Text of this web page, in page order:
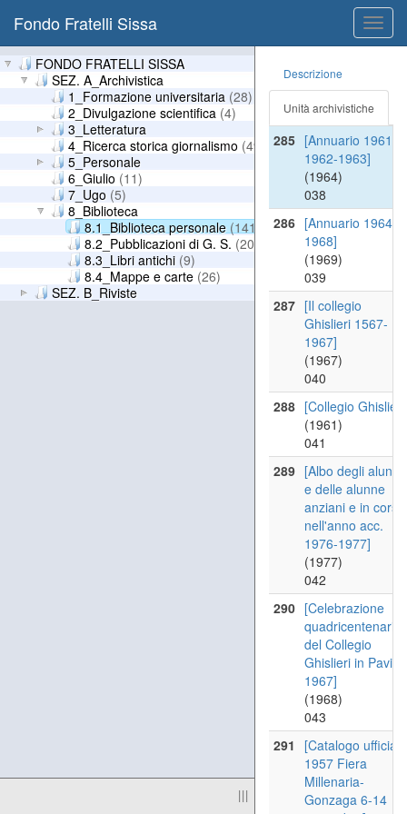
Fondo Fratelli Sissa
FONDO FRATELLI SISSA
SEZ. A_Archivistica
1_Formazione universitaria (28)
2_Divulgazione scientifica (4)
3_Letteratura
4_Ricerca storica giornalismo (49)
5_Personale
6_Giulio (11)
7_Ugo (5)
8_Biblioteca
8.1_Biblioteca personale (141)
8.2_Pubblicazioni di G. S. (20)
8.3_Libri antichi (9)
8.4_Mappe e carte (26)
SEZ. B_Riviste
|||
Descrizione
Unità archivistiche
1956-1957]
(1958)
037
285 [Annuario 1961-
1962-1963]
(1964)
038
286 [Annuario 1964-
1968]
(1969)
039
287 [Il collegio
Ghislieri 1567-
1967]
(1967)
040
288 [Collegio Ghislieri]
(1961)
041
289 [Albo degli alunni
e delle alunne
anziani e in corso
nell'anno acc.
1976-1977]
(1977)
042
290 [Celebrazione
quadricentenaria
del Collegio
Ghislieri in Pavia
1967]
(1968)
043
291
[Catalogo ufficiale
1957 Fiera
Millenaria-
Gonzaga 6-14